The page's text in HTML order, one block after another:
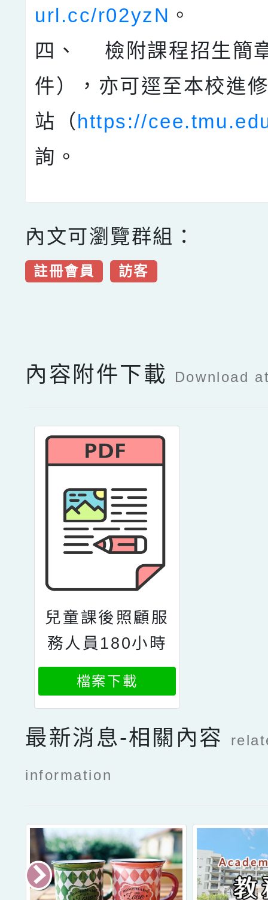
url.cc/r02yzN 。
四、 檢附課程招生簡
件），亦可逕至本校進
站（https://
詢。
內文可瀏覽群組：
註冊會員 訪客
內容附件下載 Download
兒童課後照顧服
務人員180小時
職前訓練第20期
招生簡章_1_26
檔案下載
最新消息-相關內容
information